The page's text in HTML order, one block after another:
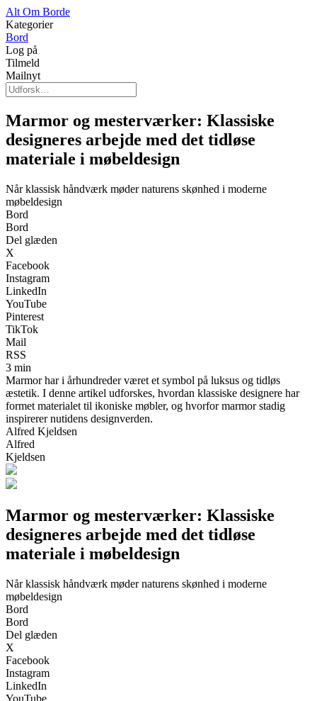
Alt Om Borde
Kategorier
Bord
Log på
Tilmeld
Mailnyt
Marmor og mesterværker: Klassiske
designeres arbejde med det tidløse
materiale i møbeldesign
Når klassisk håndværk møder naturens skønhed i moderne
møbeldesign
Bord
Bord
Del glæden
X
Facebook
Instagram
LinkedIn
YouTube
Pinterest
TikTok
Mail
RSS
3 min
Marmor har i århundreder været et symbol på luksus og tidløs
æstetik. I denne artikel udforskes, hvordan klassiske designere har
formet materialet til ikoniske møbler, og hvorfor marmor stadig
inspirerer nutidens designverden.
Alfred Kjeldsen
Alfred
Kjeldsen
Marmor og mesterværker: Klassiske
designeres arbejde med det tidløse
materiale i møbeldesign
Når klassisk håndværk møder naturens skønhed i moderne
møbeldesign
Bord
Bord
Del glæden
X
Facebook
Instagram
LinkedIn
YouTube